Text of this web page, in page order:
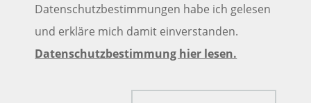
Datenschutzbestimmungen habe ich gelesen
und erkläre mich damit einverstanden.
Datenschutzbestimmung hier lesen.